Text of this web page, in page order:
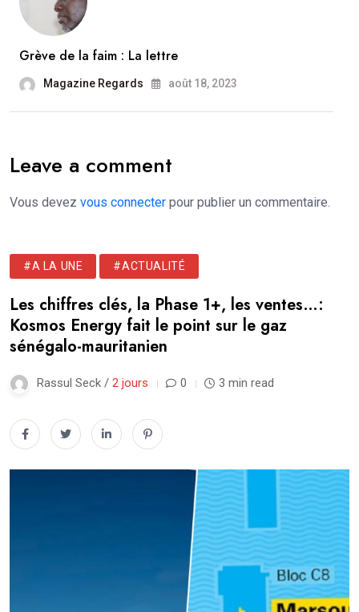
Grève de la faim : La lettre
Magazine Regards août 18, 2023
Leave a comment
Vous devez vous connecter pour publier un commentaire.
#A LA UNE #ACTUALITÉ
Les chiffres clés, la Phase 1+, les ventes…:
Kosmos Energy fait le point sur le gaz
sénégalo-mauritanien
Rassul Seck / 2 jours 0 3 min read